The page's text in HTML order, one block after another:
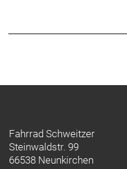
Fahrrad Schweitzer
Steinwaldstr. 99
66538 Neunkirchen